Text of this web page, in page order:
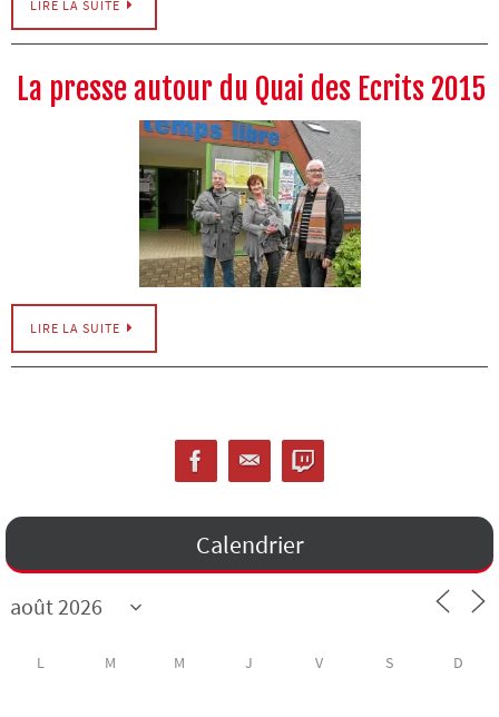
LIRE LA SUITE
La presse autour du Quai des Ecrits 2015
LIRE LA SUITE
Calendrier
L M M J V S D